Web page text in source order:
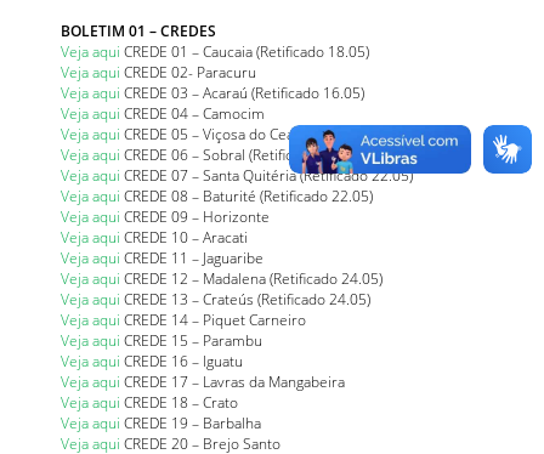
BOLETIM 01 – CREDES
Veja aqui CREDE 01 – Caucaia (Retificado 18.05)
Veja aqui CREDE 02- Paracuru
Veja aqui CREDE 03 – Acaraú (Retificado 16.05)
Veja aqui CREDE 04 – Camocim
Veja aqui CREDE 05 – Viçosa do Ceará
Veja aqui CREDE 06 – Sobral (Retificado 17.05)
Veja aqui CREDE 07 – Santa Quitéria (Retificado 22.05)
Veja aqui CREDE 08 – Baturité (Retificado 22.05)
Veja aqui CREDE 09 – Horizonte
Veja aqui CREDE 10 – Aracati
Veja aqui CREDE 11 – Jaguaribe
Veja aqui CREDE 12 – Madalena (Retificado 24.05)
Veja aqui CREDE 13 – Crateús (Retificado 24.05)
Veja aqui CREDE 14 – Piquet Carneiro
Veja aqui CREDE 15 – Parambu
Veja aqui CREDE 16 – Iguatu
Veja aqui CREDE 17 – Lavras da Mangabeira
Veja aqui CREDE 18 – Crato
Veja aqui CREDE 19 – Barbalha
Veja aqui CREDE 20 – Brejo Santo